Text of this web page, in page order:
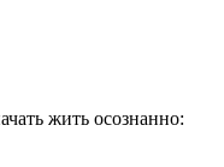
жить осознанно: